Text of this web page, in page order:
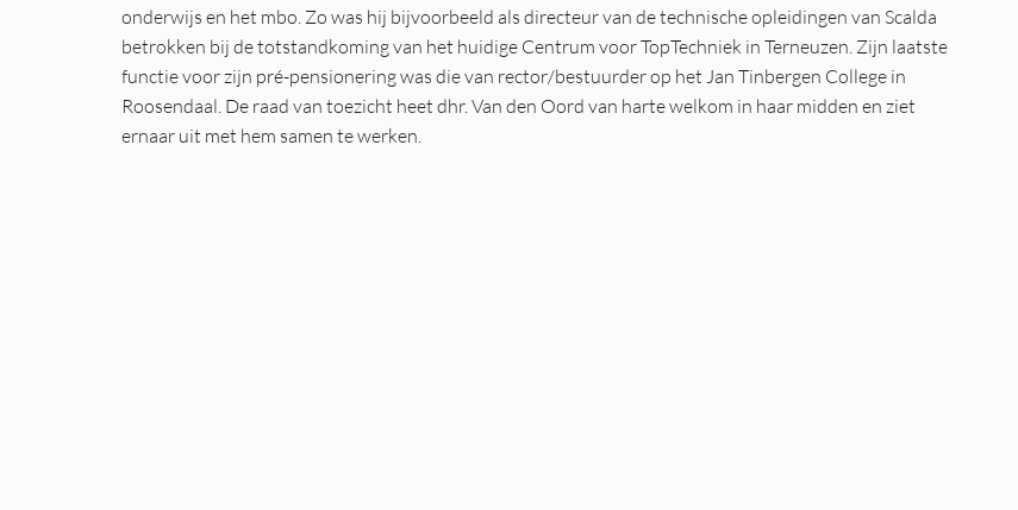
onderwijs en het mbo. Zo was hij bijvoorbeeld als directeur van de technische opleidingen van Scalda
betrokken bij de totstandkoming van het huidige Centrum voor TopTechniek in Terneuzen. Zijn laatste
functie voor zijn pré-pensionering was die van rector/bestuurder op het Jan Tinbergen College in
Roosendaal. De raad van toezicht heet dhr. Van den Oord van harte welkom in haar midden en ziet
ernaar uit met hem samen te werken.